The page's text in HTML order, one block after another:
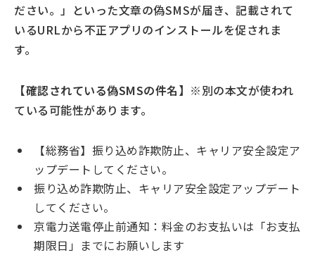
ださい。」といった文章の偽SMSが届き、記載されて
いるURLから不正アプリのインストールを促されま
す。
【確認されている偽SMSの件名】 ※別の本文が使われ
ている可能性があります。
【総務省】振り込め詐欺防止、キャリア安全設定ア
ップデートしてください。
振り込め詐欺防止、キャリア安全設定アップデート
してください。
京電力送電停止前通知：料金のお支払いは「お支払
期限日」までにお願いします